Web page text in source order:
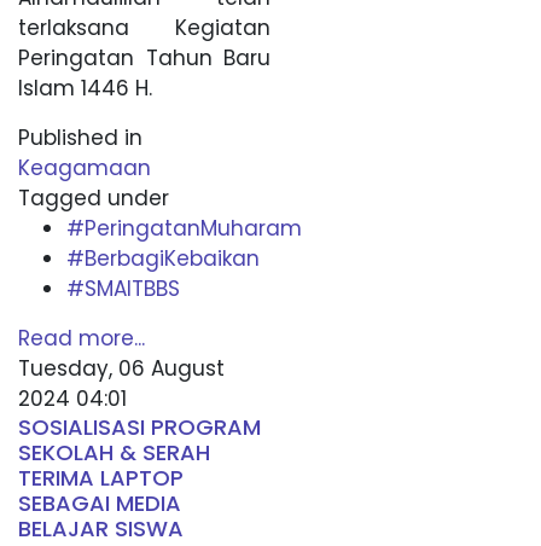
terlaksana Kegiatan
Peringatan Tahun Baru
Islam 1446 H.
Published in
Keagamaan
Tagged under
#PeringatanMuharam
#BerbagiKebaikan
#SMAITBBS
Read more...
Tuesday, 06 August
2024 04:01
SOSIALISASI PROGRAM
SEKOLAH & SERAH
TERIMA LAPTOP
SEBAGAI MEDIA
BELAJAR SISWA